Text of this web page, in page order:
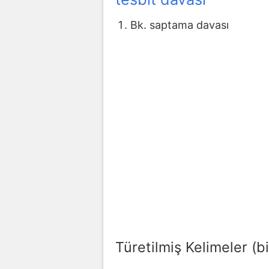
Bk. saptama davası
Türetilmiş Kelimeler